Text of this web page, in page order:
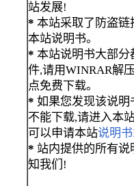
站发展!
* 本站采取了防盗链
本站说明书。
* 本站说明书大部分
件,请用WINRAR解
点免费下载。
* 如果您发现该说明
不能下载,请进入本
可以申请本站说明
* 站内提供的所有
知我们!